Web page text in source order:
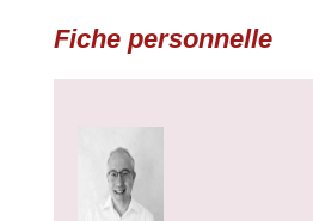
Fiche personnelle